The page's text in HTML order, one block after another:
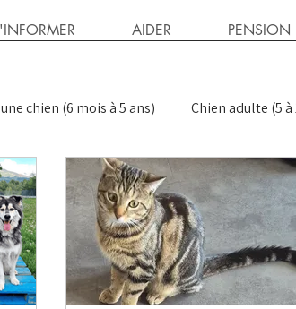
AIDER PENSION
chien (6 mois à 5 ans) Chien adulte (5 à
Conseils félins Publications
Exigeant > Craintif Exigeant > Réactif